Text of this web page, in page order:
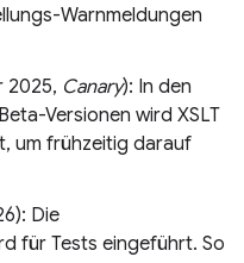
Warnmeldungen
2025, Canary): In den
Versionen wird XSLT
um frühzeitig darauf
Die
für Tests eingeführt. So